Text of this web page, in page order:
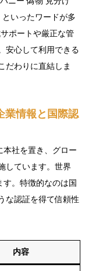
いったワードが多
ポートや厳正な管
安心して利用できる
だわりに直結しま
情報と国際認
社を置き、グロー
しています。世界
。特徴的なのは国
な認証を得て信頼性
内容